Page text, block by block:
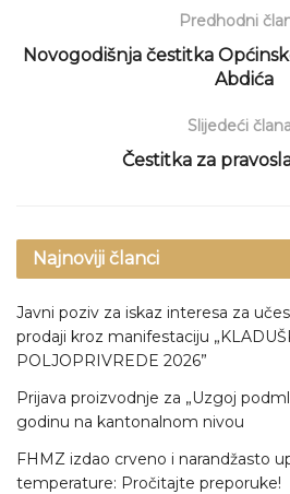
Predhodni
Novogodišnja čestitka
Abdića
Slijedeći
Čestitka za
Najnoviji članci
Javni poziv za iskaz interesa za
prodaji kroz manifestaciju
POLJOPRIVREDE 2026”
Prijava proizvodnje za „Uzgoj
godinu na kantonalnom nivou
FHMZ izdao crveno i narandžasto
temperature: Pročitajte preporuke!